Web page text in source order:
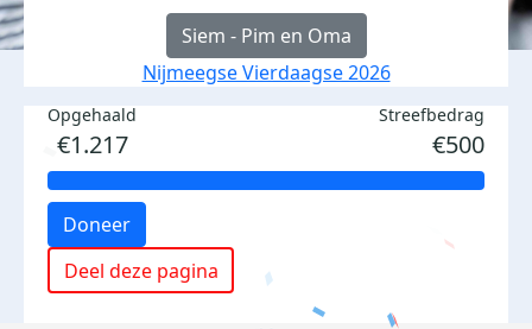
Siem - Pim en Oma
Nijmeegse Vierdaagse 2026
Opgehaald
€1.217
Streefbedrag
€500
Doneer
Deel deze pagina